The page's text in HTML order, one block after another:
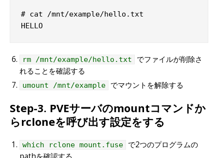
# cat /mnt/example/hello.txt
HELLO
rm /mnt/example/hello.txt
でファイルが削除さ
れることを確認する
umount /mnt/example でマウントを解除する
Step-3. PVEサーバのmountコマンドか
らrcloneを呼び出す設定をする
which rclone mount.fuse
で2つのプログラムの